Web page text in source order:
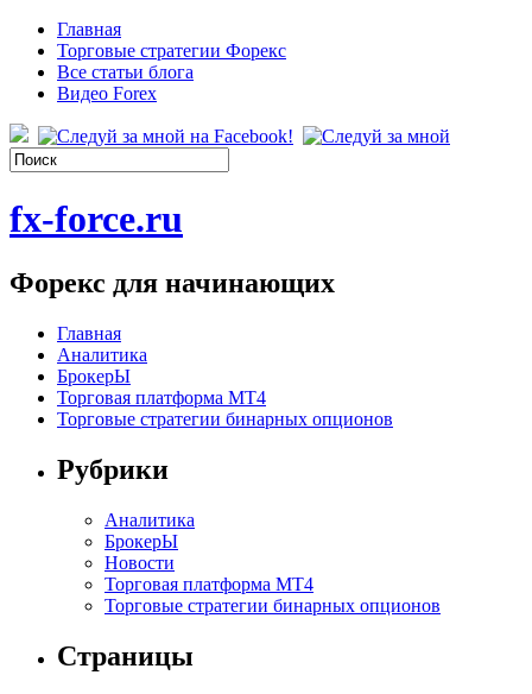
Главная
Торговые стратегии Форекс
Все статьи блога
Видео Forex
fx-force.ru
Форекс для начинающих
Главная
Аналитика
БрокерЫ
Торговая платформа МТ4
Торговые стратегии бинарных опционов
Рубрики
Аналитика
БрокерЫ
Новости
Торговая платформа МТ4
Торговые стратегии бинарных опционов
Страницы